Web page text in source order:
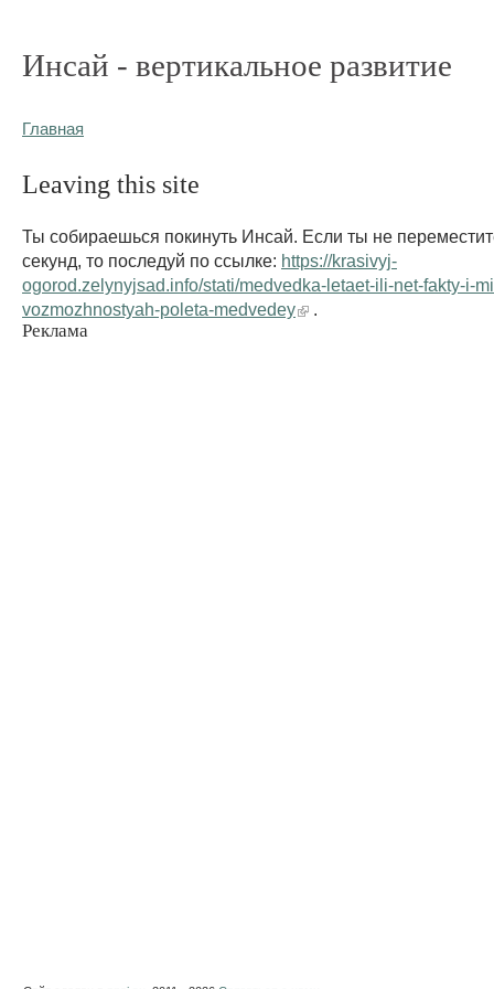
Инсай - вертикальное развитие
Главная
Leaving this site
Ты собираешься покинуть Инсай. Если ты не
секунд, то последуй по ссылке: https://krasivyj-
ogorod.zelynyjsad.info/stati/medvedka-letaet-ili-net-fakty-i-
vozmozhnostyah-poleta-medvedey
Реклама